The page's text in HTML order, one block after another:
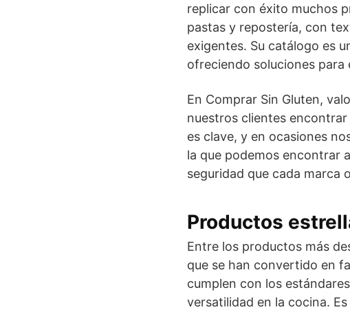
replicar con éxito muchos
pastas y repostería, con
exigentes. Su catálogo es
ofreciendo soluciones para
En Comprar Sin Gluten,
nuestros clientes
es clave, y en ocasiones
la que podemos encontrar
seguridad que cada marca
Productos
Entre los productos más
que se han convertido en
cumplen con los
versatilidad en la cocina.